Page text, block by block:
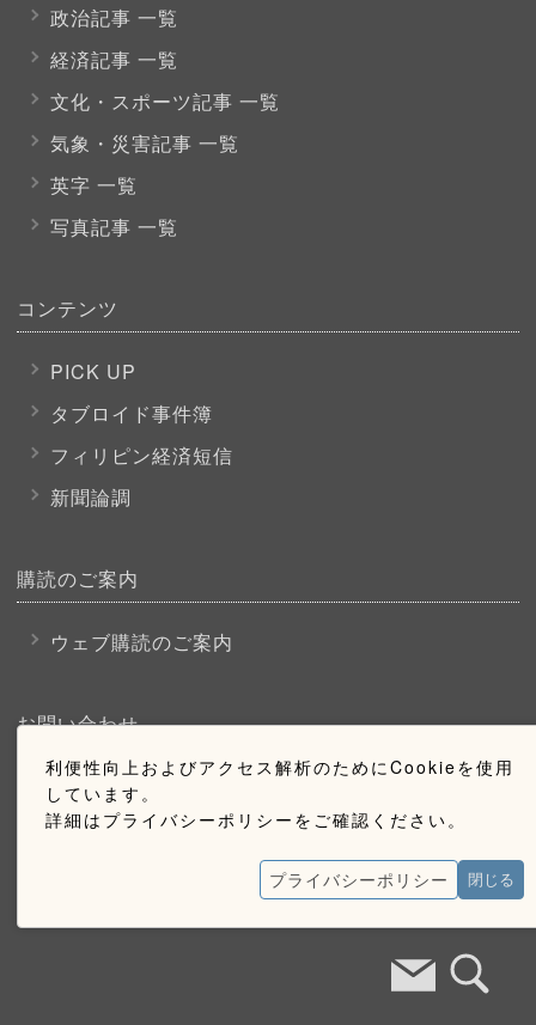
利便性向上およびアクセス解析のためにCookieを使用
しています。
詳細はプライバシーポリシーをご確認ください。
プライバシーポリシー 閉じる
政治記事 一覧
経済記事 一覧
文化・スポーツ記事 一覧
気象・災害記事 一覧
英字 一覧
写真記事 一覧
コンテンツ
PICK UP
タブロイド事件簿
フィリピン経済短信
新聞論調
購読のご案内
ウェブ購読のご案内
お問い合わせ
採用情報
お問い合わせ